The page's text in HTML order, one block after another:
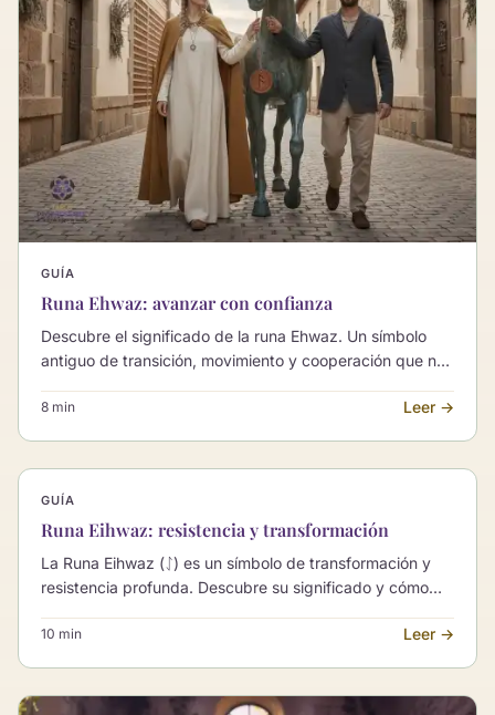
GUÍA
Runa Ehwaz: avanzar con confianza
Descubre el significado de la runa Ehwaz. Un símbolo
antiguo de transición, movimiento y cooperación que nos
8 min Leer →
GUÍA
Runa Eihwaz: resistencia y transformación
La Runa Eihwaz (ᛇ) es un símbolo de transformación y
resistencia profunda. Descubre su significado y cómo
10 min Leer →